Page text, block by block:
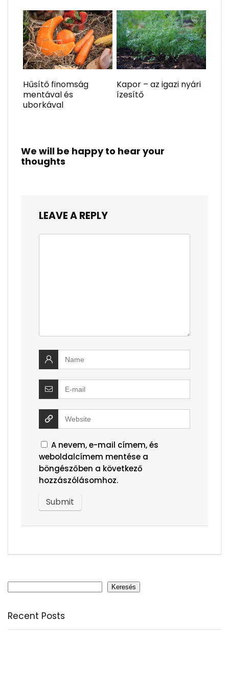
Hűsítő finomság
mentával és
uborkával
Kapor – az igazi nyári
ízesítő
We will be happy to hear your
thoughts
LEAVE A REPLY
A nevem, e-mail címem, és
weboldalcímem mentése a
böngészőben a következő
hozzászólásomhoz.
Keresés
Recent Posts